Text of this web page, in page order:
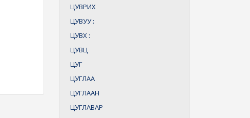
ЦУВРИХ
ЦУВУУ:
ЦУВХ :
ЦУВЦ
ЦУГ
ЦУГЛАА
ЦУГЛААН
ЦУГЛАВАР